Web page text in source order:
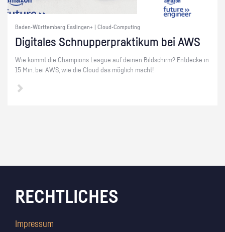
Baden-Württemberg Esslingen+ | Cloud-Computing
Di­gi­ta­les Schnup­per­prak­ti­kum bei AWS
Wie kommt die Cham­pi­ons Le­ague auf dei­nen Bild­schirm? Ent­de­cke in
15 Min. bei AWS, wie die Cloud das mög­lich macht!
RECHTLICHES
Impressum